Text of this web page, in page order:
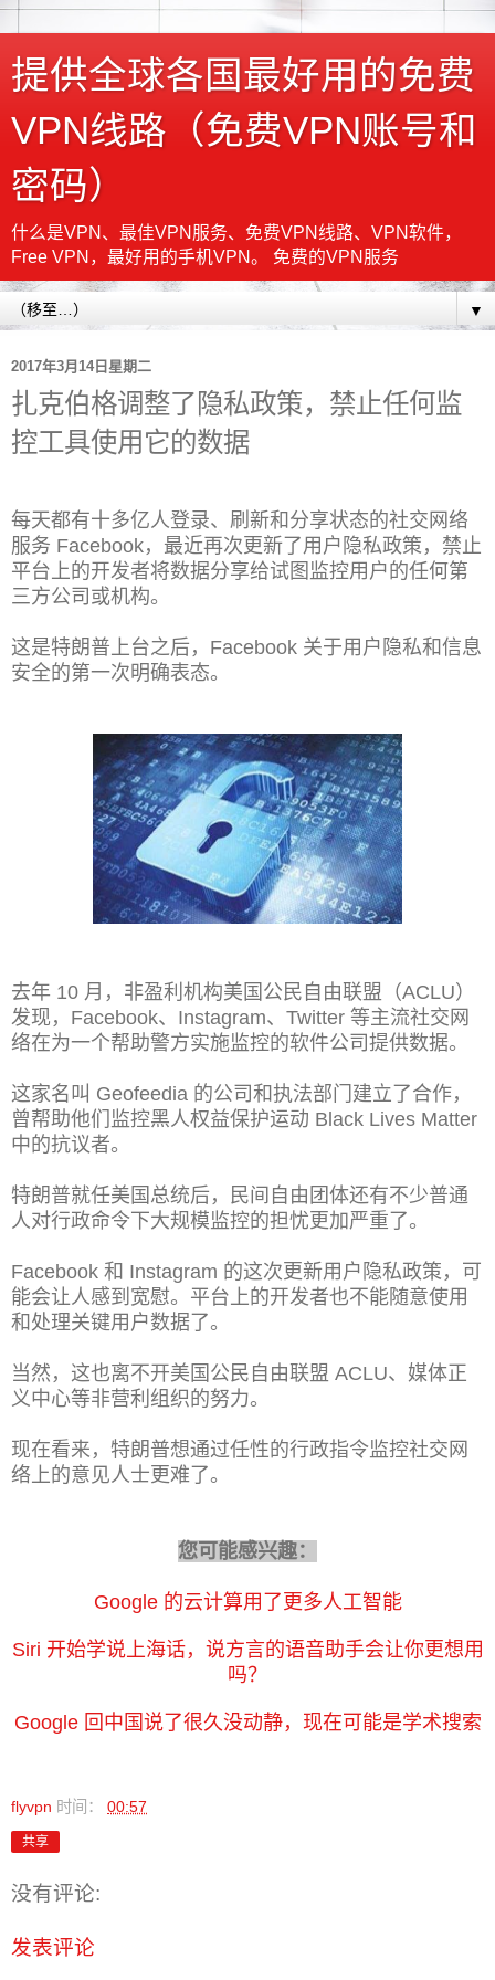
提供全球各国最好用的免费
VPN线路（免费VPN账号和
密码）
什么是VPN、最佳VPN服务、免费VPN线路、VPN软件，
Free VPN，最好用的手机VPN。 免费的VPN服务
▼
2017年3月14日星期二
扎克伯格调整了隐私政策，禁止任何监
控工具使用它的数据
每天都有十多亿人登录、刷新和分享状态的社交网络
服务 Facebook，最近再次更新了用户隐私政策，禁止
平台上的开发者将数据分享给试图监控用户的任何第
三方公司或机构。
这是特朗普上台之后，Facebook 关于用户隐私和信息
安全的第一次明确表态。
去年 10 月，非盈利机构美国公民自由联盟（ACLU）
发现，Facebook、Instagram、Twitter 等主流社交网
络在为一个帮助警方实施监控的软件公司提供数据。
这家名叫 Geofeedia 的公司和执法部门建立了合作，
曾帮助他们监控黑人权益保护运动 Black Lives Matter
中的抗议者。
特朗普就任美国总统后，民间自由团体还有不少普通
人对行政命令下大规模监控的担忧更加严重了。
Facebook 和 Instagram 的这次更新用户隐私政策，可
能会让人感到宽慰。平台上的开发者也不能随意使用
和处理关键用户数据了。
当然，这也离不开美国公民自由联盟 ACLU、媒体正
义中心等非营利组织的努力。
现在看来，特朗普想通过任性的行政指令监控社交网
络上的意见人士更难了。
您可能感兴趣：
Google 的云计算用了更多人工智能
Siri 开始学说上海话，说方言的语音助手会让你更想用
吗？
Google 回中国说了很久没动静，现在可能是学术搜索
flyvpn 时间： 00:57
共享
没有评论:
发表评论